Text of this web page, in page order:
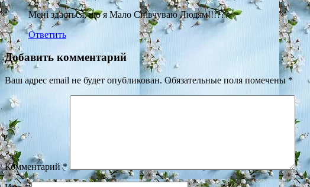
Мені здається, що я Мало Співчуваю Людям!!!???
Ответить
Добавить комментарий
Ваш адрес email не будет опубликован. Обязательные поля помечены *
Комментарий*